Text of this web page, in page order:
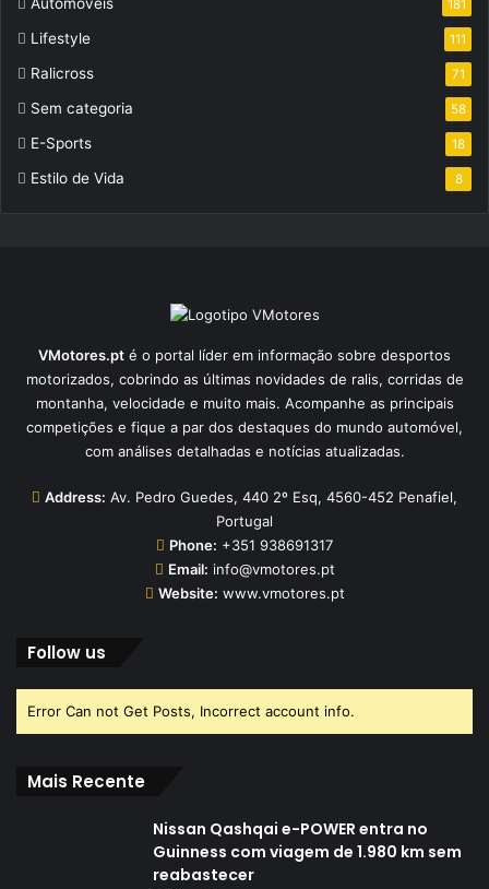
181
Lifestyle 111
Ralicross 71
Sem categoria 58
E-Sports 18
Estilo de Vida 8
VMotores.pt é o portal líder em informação sobre desportos
motorizados, cobrindo as últimas novidades de ralis, corridas de
montanha, velocidade e muito mais. Acompanhe as principais
competições e fique a par dos destaques do mundo automóvel,
com análises detalhadas e notícias atualizadas.
Address: Av. Pedro Guedes, 440 2º Esq, 4560-452 Penafiel,
Portugal
Phone: +351 938691317
Email: info@vmotores.pt
Website: www.vmotores.pt
Follow us
Error Can not Get Posts, Incorrect account info.
Mais Recente
Nissan Qashqai e-POWER entra no
Guinness com viagem de 1.980 km sem
reabastecer